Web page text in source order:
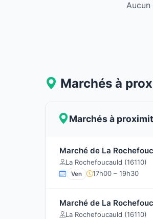
Marchés à
Marchés à
Marché de La
La Rochefoucauld (16110)
Ven 17h00 – 19h30
Marché de La
La Rochefoucauld (16110)